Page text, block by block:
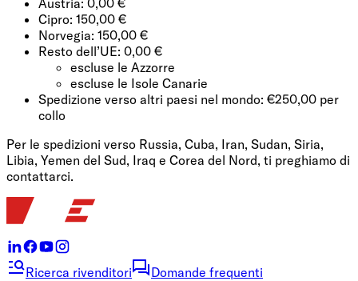
Cipro: 150,00 €
Norvegia: 150,00 €
Resto dell’UE: 0,00 €
escluse le Azzorre
escluse le Isole Canarie
Spedizione verso altri paesi nel mondo: €250,00 per
collo
Per le spedizioni verso Russia, Cuba, Iran, Sudan, Siria,
Libia, Yemen del Sud, Iraq e Corea del Nord, ti preghiamo di
contattarci.
Ricerca rivenditori Domande frequenti